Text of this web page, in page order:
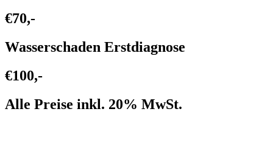
€70,-
Wasserschaden Erstdiagnose
€100,-
Alle Preise inkl. 20% MwSt.